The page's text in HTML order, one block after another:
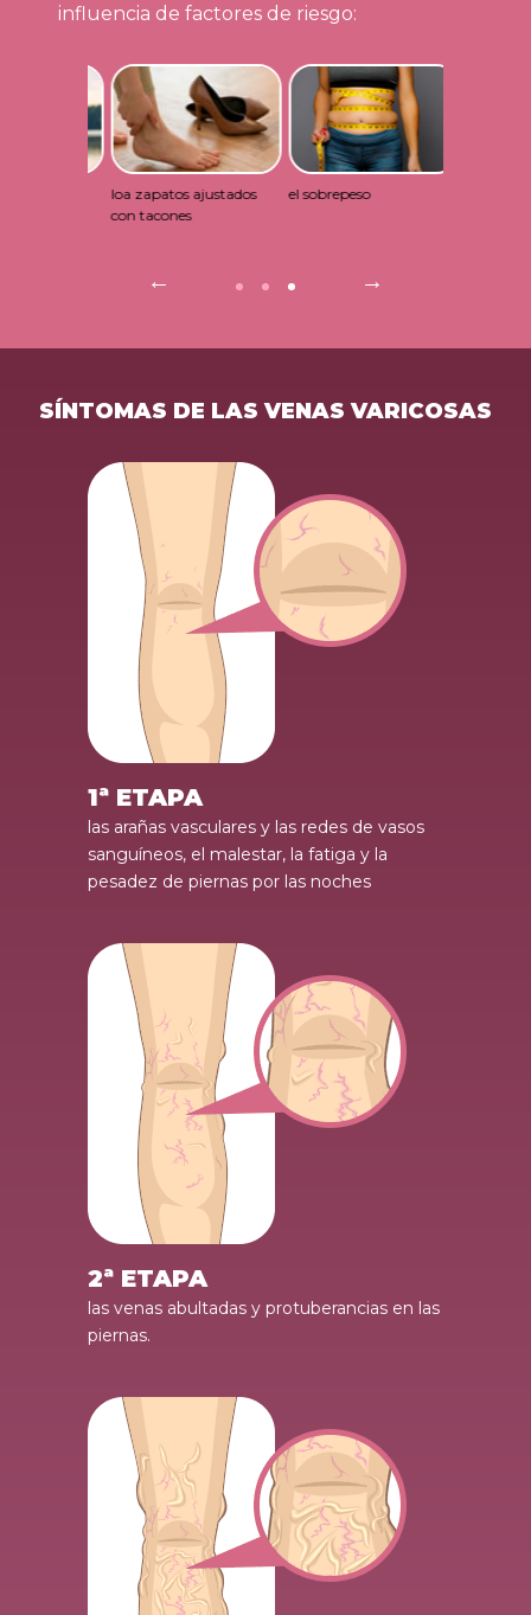
influencia de factores de riesgo:
el sobrepeso la genética
SÍNTOMAS DE LAS VENAS VARICOSAS
1ª ETAPA
las arañas vasculares y las redes de vasos
sanguíneos, el malestar, la fatiga y la
pesadez de piernas por las noches
2ª ETAPA
las venas abultadas y protuberancias en las
piernas.